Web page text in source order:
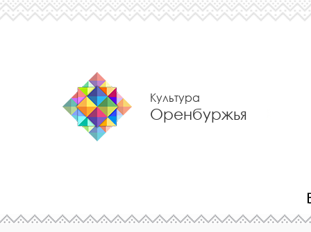
Культура
Оренбуржья